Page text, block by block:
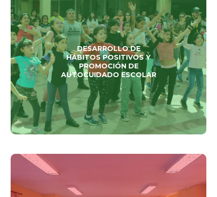
DESARROLLO DE
HÁBITOS POSITIVOS Y
PROMOCIÓN DE
AUTOCUIDADO ESCOLAR